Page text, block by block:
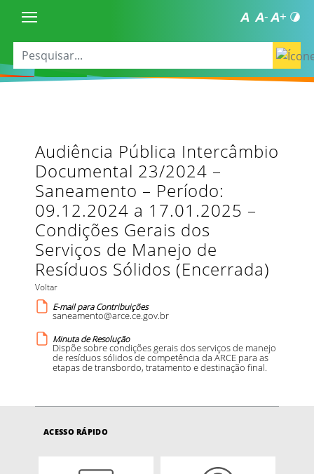
Audiência Pública Intercâmbio
Documental 23/2024 –
Saneamento – Período:
09.12.2024 a 17.01.2025 –
Condições Gerais dos
Serviços de Manejo de
Resíduos Sólidos (Encerrada)
Voltar
E-mail para Contribuições
saneamento@arce.ce.gov.br
Minuta de Resolução
Dispõe sobre condições gerais dos serviços de manejo
de resíduos sólidos de competência da ARCE para as
etapas de transbordo, tratamento e destinação final.
ACESSO RÁPIDO